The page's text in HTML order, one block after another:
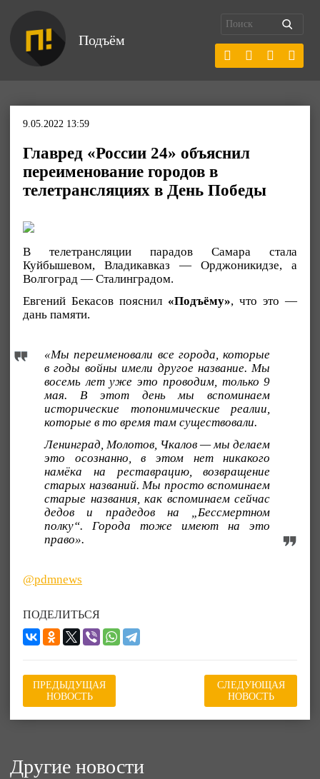
Подъём
9.05.2022 13:59
Главред «России 24» объяснил
переименование городов в
телетрансляциях в День Победы
В телетрансляции парадов Самара стала
Куйбышевом, Владикавказ — Орджоникидзе, а
Волгоград — Сталинградом.
Евгений Бекасов пояснил «Подъёму», что это —
дань памяти.
«Мы переименовали все города, которые
в годы войны имели другое название. Мы
восемь лет уже это проводим, только 9
мая. В этот день мы вспоминаем
исторические топонимические реалии,
которые в то время там существовали.
Ленинград, Молотов, Чкалов — мы делаем
это осознанно, в этом нет никакого
намёка на реставрацию, возвращение
старых названий. Мы просто вспоминаем
старые названия, как вспоминаем сейчас
дедов и прадедов на „Бессмертном
полку“. Города тоже имеют на это
право».
@pdmnews
ПОДЕЛИТЬСЯ
ПРЕДЫДУЩАЯ
НОВОСТЬ
СЛЕДУЮЩАЯ
НОВОСТЬ
Другие новости